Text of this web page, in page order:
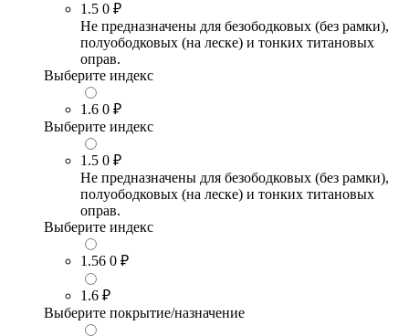
1.5 0 ₽
Не предназначены для безободковых (без рамки),
полуободковых (на леске) и тонких титановых
оправ.
Выберите индекс
1.6 0 ₽
Выберите индекс
1.5 0 ₽
Не предназначены для безободковых (без рамки),
полуободковых (на леске) и тонких титановых
оправ.
Выберите индекс
1.56 0 ₽
1.6 ₽
Выберите покрытие/назначение